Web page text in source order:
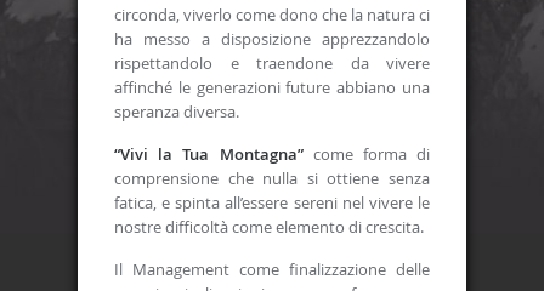
circonda, viverlo come dono che la natura ci
ha messo a disposizione apprezzandolo
rispettandolo e traendone da vivere
affinché le generazioni future abbiano una
speranza diversa.
“Vivi la Tua Montagna”come forma di
comprensione che nulla si ottiene senza
fatica, e spinta all’essere sereni nel vivere le
nostre difficoltà come elemento di crescita.
Il Management come finalizzazione delle